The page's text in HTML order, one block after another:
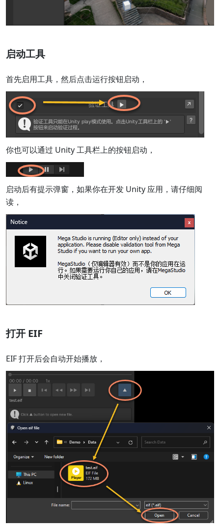
启动工具
首先启用工具，然后点击运行按钮启动，
你也可以通过 Unity 工具栏上的按钮启动，
启动后有提示弹窗，如果你在开发 Unity 应用，请仔细阅
读，
打开 EIF
EIF 打开后会自动开始播放，